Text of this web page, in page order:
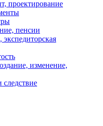
проектирование
пенсии
экспедиторская
изменение,
следствие